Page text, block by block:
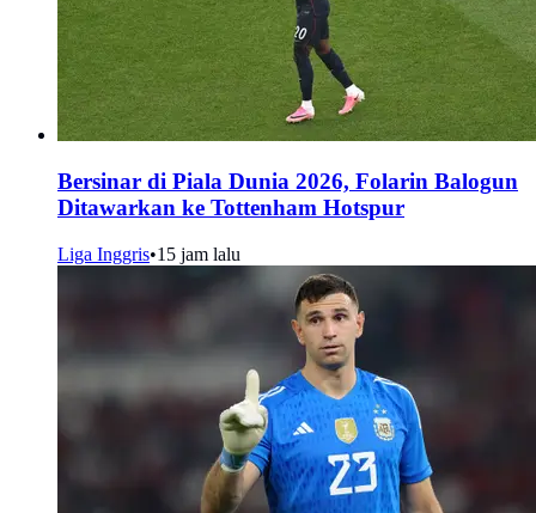
Bersinar di Piala Dunia 2026, Folarin Balogun
Ditawarkan ke Tottenham Hotspur
Liga Inggris•15 jam lalu